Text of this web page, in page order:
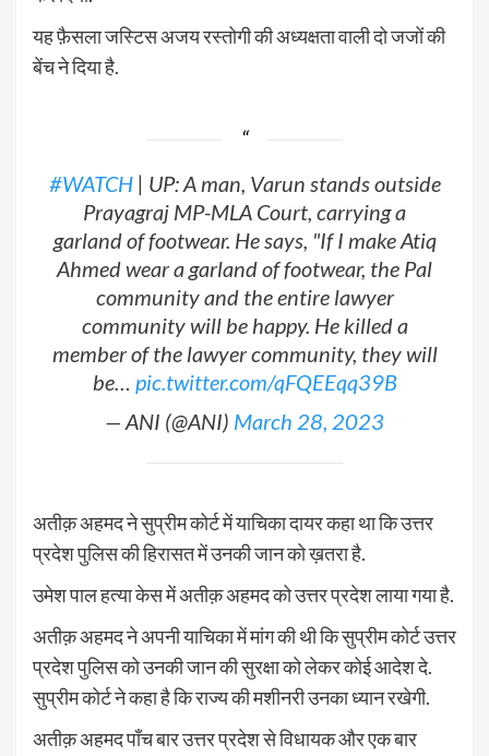
यह फ़ैसला जस्टिस अजय रस्तोगी की अध्यक्षता वाली दो जजों की
बेंच ने दिया है.
#WATCH| UP: A man, Varun stands outside
Prayagraj MP-MLA Court, carrying a
garland of footwear. He says, "If I make Atiq
Ahmed wear a garland of footwear, the Pal
community and the entire lawyer
community will be happy. He killed a
member of the lawyer community, they will
be… pic.twitter.com/qFQEEqq39B
— ANI (@ANI) March 28, 2023
अतीक़ अहमद ने सुप्रीम कोर्ट में याचिका दायर कहा था कि उत्तर
प्रदेश पुलिस की हिरासत में उनकी जान को ख़तरा है.
उमेश पाल हत्या केस में अतीक़ अहमद को उत्तर प्रदेश लाया गया है.
अतीक़ अहमद ने अपनी याचिका में मांग की थी कि सुप्रीम कोर्ट उत्तर
प्रदेश पुलिस को उनकी जान की सुरक्षा को लेकर कोई आदेश दे.
सुप्रीम कोर्ट ने कहा है कि राज्य की मशीनरी उनका ध्यान रखेगी.
अतीक़ अहमद पाँच बार उत्तर प्रदेश से विधायक और एक बार